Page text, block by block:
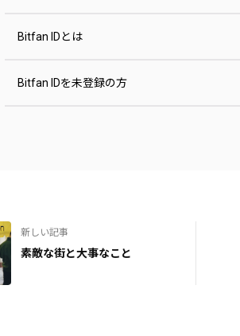
Bitfan IDとは
Bitfan IDを未登録の方
新しい記事
素敵な街と大事なこと